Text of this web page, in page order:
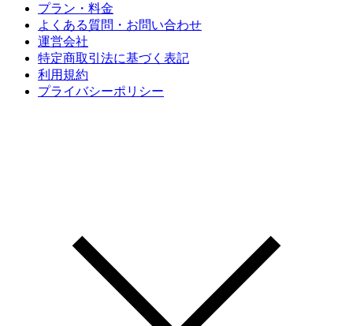
プラン・料金
よくある質問・お問い合わせ
運営会社
特定商取引法に基づく表記
利用規約
プライバシーポリシー